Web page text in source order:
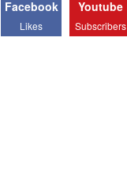
Facebook
Likes
Youtube
Subscribers